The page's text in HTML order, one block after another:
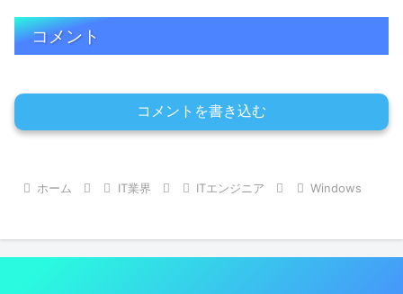
コメント
コメントを書き込む
ホーム IT業界 ITエンジニア Windows